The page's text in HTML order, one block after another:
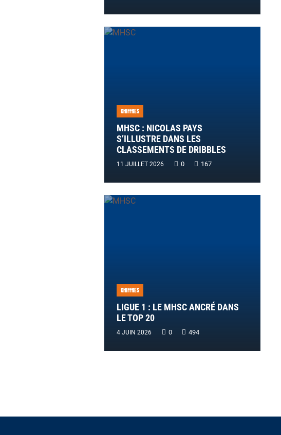
CHIFFRES
MHSC : NICOLAS PAYS
S’ILLUSTRE DANS LES
CLASSEMENTS DE DRIBBLES
11 JUILLET 2026 0 167
CHIFFRES
LIGUE 1 : LE MHSC ANCRÉ DANS
LE TOP 20
4 JUIN 2026 0 494